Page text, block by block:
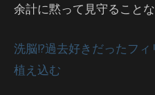
余計に黙って見守ること
洗脳!?過去好きだったフ
植え込む